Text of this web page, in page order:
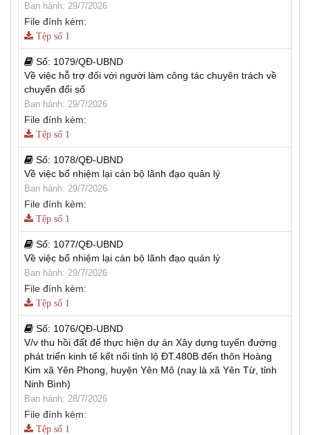
Ban hành: 29/7/2026
File đính kèm:
Tệp số 1
Số: 1079/QĐ-UBND
Về việc hỗ trợ đối với người làm công tác chuyên trách về
chuyển đổi số
Ban hành: 29/7/2026
File đính kèm:
Tệp số 1
Số: 1078/QĐ-UBND
Về việc bổ nhiệm lại cán bộ lãnh đạo quản lý
Ban hành: 29/7/2026
File đính kèm:
Tệp số 1
Số: 1077/QĐ-UBND
Về việc bổ nhiệm lại cán bộ lãnh đạo quản lý
Ban hành: 29/7/2026
File đính kèm:
Tệp số 1
Số: 1076/QĐ-UBND
V/v thu hồi đất để thực hiện dự án Xây dựng tuyến đường
phát triển kinh tế kết nối tỉnh lộ ĐT.480B đến thôn Hoàng
Kim xã Yên Phong, huyện Yên Mô (nay là xã Yên Từ, tỉnh
Ninh Bình)
Ban hành: 28/7/2026
File đính kèm:
Tệp số 1